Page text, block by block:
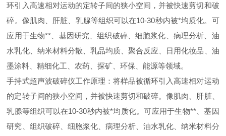
环引入高速相对运动的定转子间的狭小空间，并被快速剪切和破
碎。像肌肉、肝脏、乳腺等组织可以在10-30秒内被*均质化。可
应用于生物**、基因研究、组织破碎、细胞浆化、病理分析、油
水乳化、纳米材料分散、乳品均质、聚合反应、日用化妆品、油
墨涂料、精细化工、农药、探矿、环保、能源等领域。
手持式超声波破碎仪工作原理：将样品被循环引入高速相对运动
的定转子间的狭小空间，并被快速剪切和破碎。像肌肉、肝脏、
乳腺等组织可以在10-30秒内被*均质化。可应用于生物**、基因
研究、组织破碎、细胞浆化、病理分析、油水乳化、纳米材料分